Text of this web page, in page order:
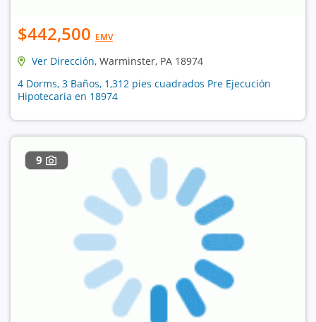
$442,500 EMV
Ver Dirección, Warminster, PA 18974
4 Dorms, 3 Baños, 1,312 pies cuadrados Pre Ejecución
Hipotecaria en 18974
9